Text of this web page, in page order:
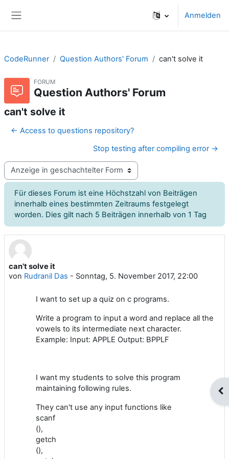
Anmelden
CodeRunner Question Authors' Forum can't solve it
FORUM
Question Authors' Forum
can't solve it
← Access to questions repository?
Stop testing after compiling error →
Anzeigemodus
Für dieses Forum ist eine Höchstzahl von Beiträgen
innerhalb eines bestimmten Zeitraums festgelegt
worden. Dies gilt nach 5 Beiträgen innerhalb von 1 Tag
can't solve it
von Rudranil Das - Sonntag, 5. November 2017, 22:00
Anzahl Antworten: 1
I want to set up a quiz on c programs.
Write a program to input a word and replace all the
vowels to its intermediate next character.
Example: Input: APPLE Output: BPPLF
I want my students to solve this program
maintaining following rules.
They can't use any input functions like
scanf
(),
getch
(),